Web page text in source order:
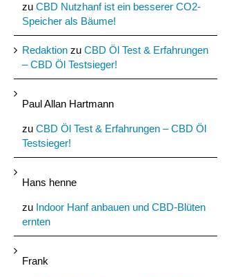
Studie: Vollspektrum
wirksamer als Hanf
Isolate!
August 7th, 2022 |
0
Kommentare
Kommentare
zu CBD Nutzhanf ist ein besserer CO2-
Speicher als Bäume!
Redaktion zu CBD Öl Test & Erfahrungen
– CBD Öl Testsieger!
Paul Allan Hartmann
zu CBD Öl Test & Erfahrungen – CBD Öl
Testsieger!
Hans henne
zu Indoor Hanf anbauen und CBD-Blüten
ernten
Frank